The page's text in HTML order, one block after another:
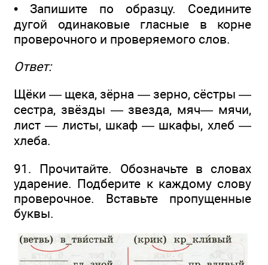
• Запишите по образцу. Соедините
дугой одинаковые гласные в корне
проверочного и проверяемого слов.
Ответ:
Щёки — щека, зёрна — зерно, сёстры —
сестра, звёзды — звезда, мяч— мячи,
лист — листы, шкаф — шкафы, хлеб —
хлеба.
91. Прочитайте. Обозначьте в словах
ударение. Подберите к каждому слову
проверочное. Вставьте пропущенные
буквы.